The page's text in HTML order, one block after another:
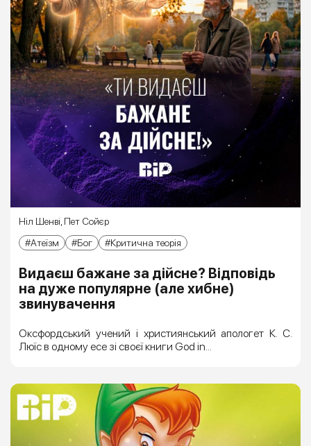
Ніл Шенві Пет Сойєр
Атеїзм
Бог Критична теорія
Видаєш бажане за дійсне? Відповідь
на дуже популярне (але хибне)
звинувачення
Оксфордський учений і християнський апологет К. С.
Люїс в одному есе зі своєї книги God in...